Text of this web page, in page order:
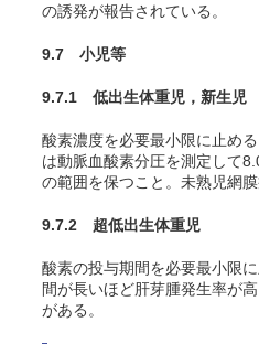
の誘発が報告されている 。
9.7 小児等
9.7.1 低出生体重児，新生児
酸素濃度を必要最小限に止め
は動脈血酸素分圧を測定して
の範囲を保つこと。未熟児網
9.7.2 超低出生体重児
酸素の投与期間を必要最小限
間が長いほど肝芽腫発生率が
がある 。